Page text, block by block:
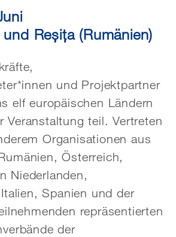
Reșița (Rumänien)
und Projektpartner
elf europäischen Ländern
Veranstaltung teil. Vertreten
Organisationen aus
Österreich,
Niederlanden,
Spanien und der
repräsentierten
der